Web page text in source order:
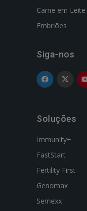
Carne em Leite
Embriões
Siga-nos
Soluções
Immunity+
FastStart
Fertility First
Genomax
Semexx